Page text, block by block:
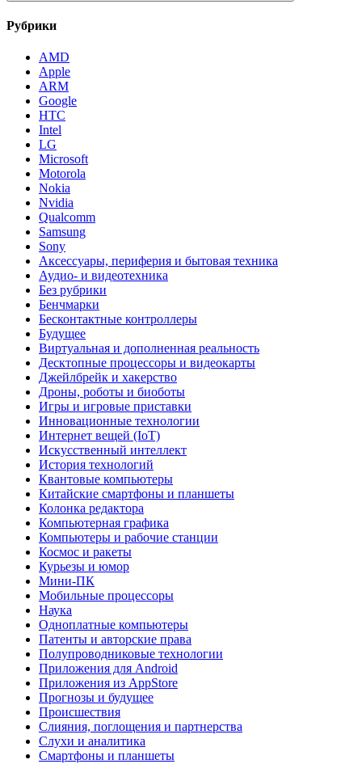
Рубрики
AMD
Apple
ARM
Google
HTC
Intel
LG
Microsoft
Motorola
Nokia
Nvidia
Qualcomm
Samsung
Sony
Аксессуары, периферия и бытовая техника
Аудио- и видеотехника
Без рубрики
Бенчмарки
Бесконтактные контроллеры
Будущее
Виртуальная и дополненная реальность
Десктопные процессоры и видеокарты
Джейлбрейк и хакерство
Дроны, роботы и биоботы
Игры и игровые приставки
Инновационные технологии
Интернет вещей (IoT)
Искусственный интеллект
История технологий
Квантовые компьютеры
Китайские смартфоны и планшеты
Колонка редактора
Компьютерная графика
Компьютеры и рабочие станции
Космос и ракеты
Курьезы и юмор
Мини-ПК
Мобильные процессоры
Наука
Одноплатные компьютеры
Патенты и авторские права
Полупроводниковые технологии
Приложения для Android
Приложения из AppStore
Прогнозы и будущее
Происшествия
Слияния, поглощения и партнерства
Слухи и аналитика
Смартфоны и планшеты